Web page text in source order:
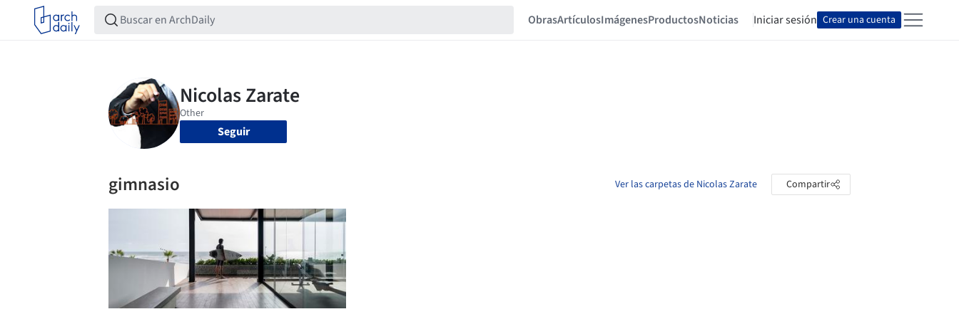
ObrasArtículosImágenesProductosNoticias Iniciar sesión Crear una cuenta
Seguir
gimnasio Ver las carpetas de Nicolas Zarate Compartir